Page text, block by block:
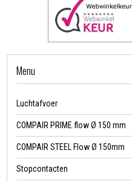
Menu
Luchtafvoer
COMPAIR PRIME flow Ø 150 mm
COMPAIR STEEL Flow Ø 150mm
Stopcontacten